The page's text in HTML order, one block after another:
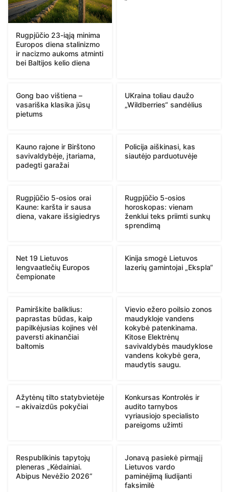
Rugpjūčio 23-iąją minima
Europos diena stalinizmo
ir nacizmo aukoms atminti
bei Baltijos kelio diena
Gong bao vištiena –
vasariška klasika jūsų
pietums
UKraina toliau daužo
„Wildberries“ sandėlius
Kauno rajone ir Birštono
savivaldybėje, įtariama,
padegti garažai
Policija aiškinasi, kas
siautėjo parduotuvėje
Rugpjūčio 5-osios orai
Kaune: karšta ir sausa
diena, vakare išsigiedrys
Rugpjūčio 5-osios
horoskopas: vienam
ženklui teks priimti sunkų
sprendimą
Net 19 Lietuvos
lengvaatlečių Europos
čempionate
Kinija smogė Lietuvos
lazerių gamintojai „Ekspla“
Pamirškite baliklius:
paprastas būdas, kaip
papilkėjusias kojines vėl
paversti akinančiai
baltomis
Vievio ežero poilsio zonos
maudykloje vandens
kokybė patenkinama.
Kitose Elektrėnų
savivaldybės maudyklose
vandens kokybė gera,
maudytis saugu.
Ažytėnų tilto statybvietėje
– akivaizdūs pokyčiai
Konkursas Kontrolės ir
audito tarnybos
vyriausiojo specialisto
pareigoms užimti
Respublikinis tapytojų
pleneras „Kėdainiai.
Abipus Nevėžio 2026“
Jonavą pasiekė pirmąjį
Lietuvos vardo
paminėjimą liudijanti
faksimilė